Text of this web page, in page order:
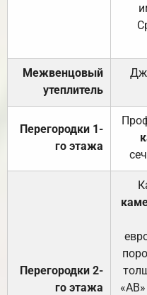
Межвенцовый
утеплитель
Перегородки 1-
го этажа
Перегородки 2-
го этажа